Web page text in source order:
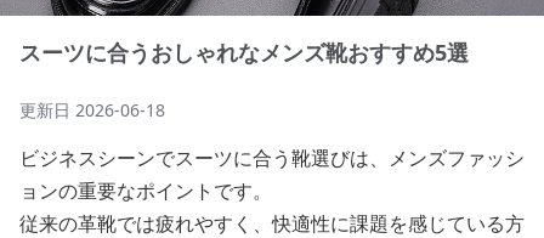
スーツに合うおしゃれなメンズ靴おすすめ5選
更新日 2026-06-18
ビジネスシーンでスーツに合う靴選びは、メンズファッシ
ョンの重要なポイントです。
従来の革靴では疲れやすく、快適性に課題を感じている方